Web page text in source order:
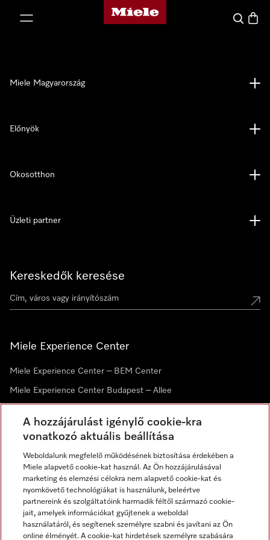
Miele honlapja
Kereses
Kereskedők keresése
Miele Experience Center
Miele Experience Center – BEM Center
Miele Experience Center Budapest – Allee
Hírlevél
Miele Magyarország
Előnyök
Okosotthon
Üzleti partner
A hozzájárulást igénylő cookie-kra
vonatkozó aktuális beállítása
Weboldalunk megfelelő működésének biztosítása érdekében a
Miele alapvető cookie-kat használ. Az Ön hozzájárulásával
marketing és elemzési célokra nem alapvető cookie-kat és
nyomkövető technológiákat is használunk, beleértve
partnereink és szolgáltatóink harmadik féltől származó cookie-
jait, amelyek információkat gyűjtenek a weboldal
használatáról, és segítenek személyre szabni és javítani az Ön
online élményét. A cookie-kat hirdetések személyre szabására